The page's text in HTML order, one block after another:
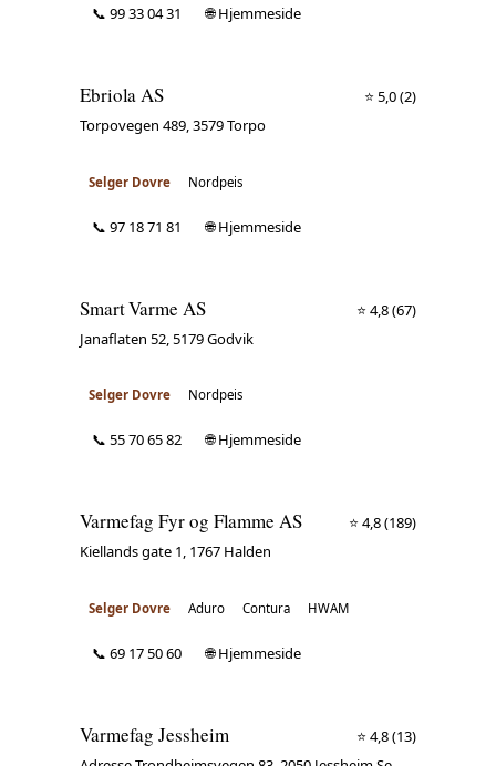
📞 99 33 04 31 🌐 Hjemmeside
Ebriola AS ⭐ 5,0(2)
Torpovegen 489, 3579 Torpo
Selger Dovre Nordpeis
📞 97 18 71 81 🌐 Hjemmeside
Smart Varme AS ⭐ 4,8(67)
Janaflaten 52, 5179 Godvik
Selger Dovre Nordpeis
📞 55 70 65 82 🌐 Hjemmeside
Varmefag Fyr og Flamme AS ⭐ 4,8(189)
Kiellands gate 1, 1767 Halden
Selger Dovre Aduro Contura HWAM
📞 69 17 50 60 🌐 Hjemmeside
Varmefag Jessheim ⭐ 4,8(13)